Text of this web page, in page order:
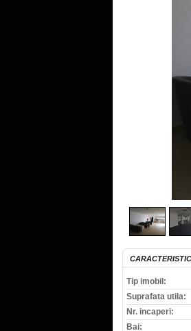
Tip imobil:
Suprafata utila:
Nr. incaperi:
Bai: